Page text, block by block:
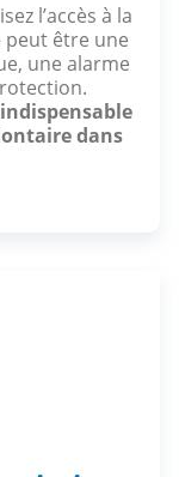
l’accès à la
peut être une
une alarme
dans